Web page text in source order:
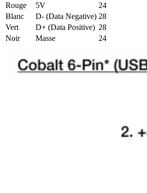
Rouge
5V
24
Blanc
D- (Data Negative) 28
Vert
D+ (Data Positive) 28
Noir
Masse 24